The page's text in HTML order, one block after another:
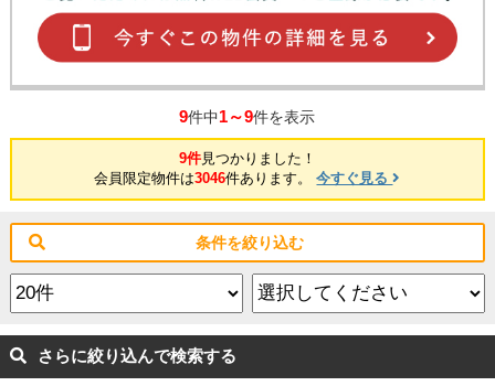
9件中1～9件を表示
9件見つかりました！
会員限定物件は3046件あります。今すぐ見る
条件を絞り込む
さらに絞り込んで検索する